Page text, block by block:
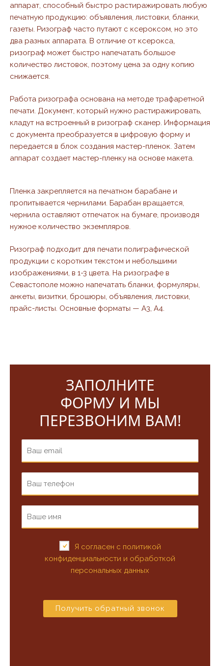
аппарат, способный быстро растиражировать любую
печатную продукцию: объявления, листовки, бланки,
газеты. Ризограф часто путают с ксероксом, но это
два разных аппарата. В отличие от ксерокса,
ризограф может быстро напечатать большое
количество листовок, поэтому цена за одну копию
снижается.
Работа ризографа основана на методе трафаретной
печати. Документ, который нужно растиражировать,
кладут на встроенный в ризограф сканер. Информация
с документа преобразуется в цифровую форму и
передается в блок создания мастер-пленок. Затем
аппарат создает мастер-пленку на основе макета.
Пленка закрепляется на печатном барабане и
пропитывается чернилами. Барабан вращается,
чернила оставляют отпечаток на бумаге, производя
нужное количество экземпляров.
Ризограф подходит для печати полиграфической
продукции с коротким текстом и небольшими
изображениями, в 1-3 цвета. На ризографе в
Севастополе можно напечатать бланки, формуляры,
анкеты, визитки, брошюры, объявления, листовки,
прайс-листы. Основные форматы — А3, А4.
ЗАПОЛНИТЕ
ФОРМУ И МЫ
ПЕРЕЗВОНИМ ВАМ!
Я согласен с политикой
конфиденциальности и обработкой
персональных данных
Получить обратный звонок